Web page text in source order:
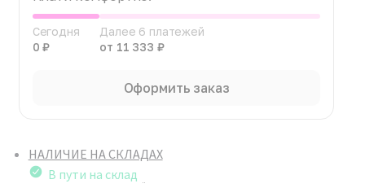
Сегодня
0 ₽
Далее 6 платежей
от 11 333 ₽
Оформить заказ
НАЛИЧИЕ НА СКЛАДАХ
В пути на склад